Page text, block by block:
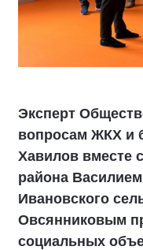
Эксперт
вопросам ЖКХ и
Хавилов вместе
района
Ивановского
Овсянниковым
социальных